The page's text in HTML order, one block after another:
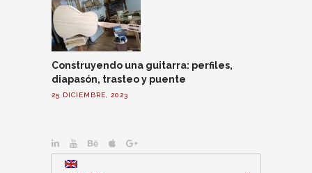
Construyendo una guitarra: perfiles,
diapasón, trasteo y puente
25 DICIEMBRE, 2023